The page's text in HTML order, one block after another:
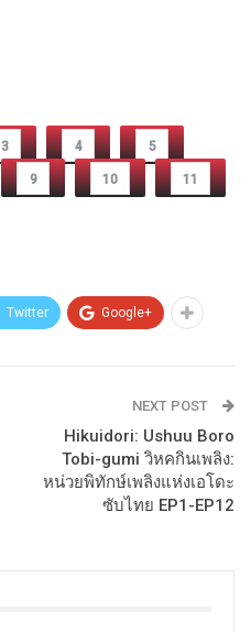
3 4 5
9 10 11
Twitter Google+
NEXT POST
Hikuidori: Ushuu Boro
Tobi-gumi วิหคกินเพลิง:
หน่วยพิทักษ์เพลิงแห่งเอโดะ
ซับไทย EP1-EP12